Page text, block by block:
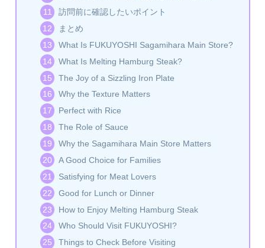
訪問前に確認したいポイント
まとめ
What Is FUKUYOSHI Sagamihara Main Store?
What Is Melting Hamburg Steak?
The Joy of a Sizzling Iron Plate
Why the Texture Matters
Perfect with Rice
The Role of Sauce
Why the Sagamihara Main Store Matters
A Good Choice for Families
Satisfying for Meat Lovers
Good for Lunch or Dinner
How to Enjoy Melting Hamburg Steak
Who Should Visit FUKUYOSHI?
Things to Check Before Visiting